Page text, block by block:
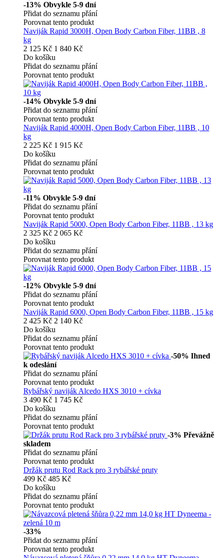
-13% Obvykle 5-9 dní
Přidat do seznamu přání
Porovnat tento produkt
Naviják Rapid 3000H, Open Body Carbon Fiber, 11BB , 8
kg
2 125 Kč 1 840 Kč
Do košíku
Přidat do seznamu přání
Porovnat tento produkt
-14% Obvykle 5-9 dní
Přidat do seznamu přání
Porovnat tento produkt
Naviják Rapid 4000H, Open Body Carbon Fiber, 11BB , 10
kg
2 225 Kč 1 915 Kč
Do košíku
Přidat do seznamu přání
Porovnat tento produkt
-11% Obvykle 5-9 dní
Přidat do seznamu přání
Porovnat tento produkt
Naviják Rapid 5000, Open Body Carbon Fiber, 11BB , 13 kg
2 325 Kč 2 065 Kč
Do košíku
Přidat do seznamu přání
Porovnat tento produkt
-12% Obvykle 5-9 dní
Přidat do seznamu přání
Porovnat tento produkt
Naviják Rapid 6000, Open Body Carbon Fiber, 11BB , 15 kg
2 425 Kč 2 140 Kč
Do košíku
Přidat do seznamu přání
Porovnat tento produkt
-50% Ihned
k odeslání
Přidat do seznamu přání
Porovnat tento produkt
Rybářský naviják Alcedo HXS 3010 + cívka
3 490 Kč 1 745 Kč
Do košíku
Přidat do seznamu přání
Porovnat tento produkt
-3% Převážně
skladem
Přidat do seznamu přání
Porovnat tento produkt
Držák prutu Rod Rack pro 3 rybářské pruty
499 Kč 485 Kč
Do košíku
Přidat do seznamu přání
Porovnat tento produkt
-33%
Přidat do seznamu přání
Porovnat tento produkt